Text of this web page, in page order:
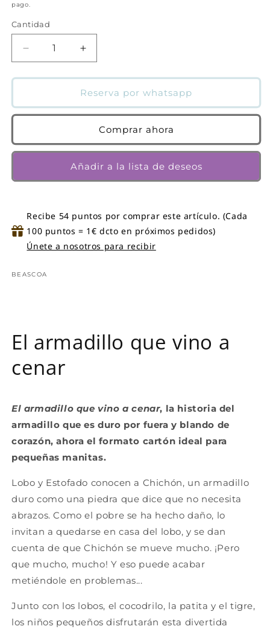
pago.
Cantidad
Cantidad
Reducir
cantidad
para
armadillo
que
a
cenar
Smallman,
Aumentar
cantidad
para
El
armadillo
que
vino
a
cenar
|
Smallman,
Reserva por whatsapp
Comprar ahora
Añadir a la lista de deseos
Recibe 54 puntos por comprar este artículo. (Cada
100 puntos = 1€ dcto en próximos pedidos)
Únete a nosotros para recibir
BEASCOA
El armadillo que vino a
cenar
El armadillo que vino a cenar, la historia del
armadillo que es duro por fuera y blando de
corazón, ahora el formato cartón ideal para
pequeñas manitas.
Lobo y Estofado conocen a Chichón, un armadillo
duro como una piedra que dice que no necesita
abrazos. Como el pobre se ha hecho daño, lo
invitan a quedarse en casa del lobo, y se dan
cuenta de que Chichón se mueve mucho. ¡Pero
que mucho, mucho! Y eso puede acabar
metiéndole en problemas...
Junto con los lobos, el cocodrilo, la patita y el tigre,
los niños pequeños disfrutarán esta divertida